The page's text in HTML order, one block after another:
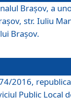
Brașov, a
str. Iuliu
Brașov.
2016,
Public Local